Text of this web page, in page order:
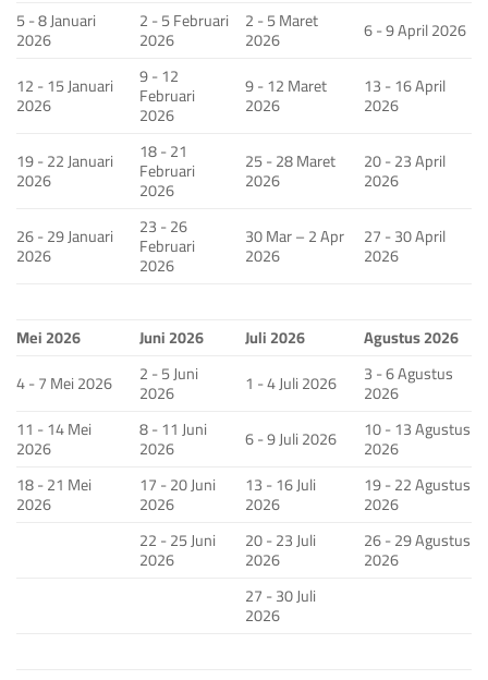
5 - 8 Januari
2026
2 - 5 Februari
2026
2 - 5 Maret
2026
6 - 9 April 2026
12 - 15 Januari
2026
9 - 12
Februari
2026
9 - 12 Maret
2026
13 - 16 April
2026
19 - 22 Januari
2026
18 - 21
Februari
2026
25 - 28 Maret
2026
20 - 23 April
2026
26 - 29 Januari
2026
23 - 26
Februari
2026
30 Mar – 2 Apr
2026
27 - 30 April
2026
Mei 2026 Juni 2026 Juli 2026
Agustus 2026
4 - 7 Mei 2026
2 - 5 Juni
2026 1 - 4 Juli 2026 3 - 6 Agustus
2026
11 - 14 Mei
2026
8 - 11 Juni
2026 6 - 9 Juli 2026 10 - 13 Agustus
2026
18 - 21 Mei
2026
17 - 20 Juni
2026
13 - 16 Juli
2026
19 - 22 Agustus
2026
22 - 25 Juni
2026
20 - 23 Juli
2026
26 - 29 Agustus
2026
27 - 30 Juli
2026